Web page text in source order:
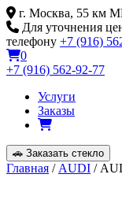
Skip
to
content
г. Москва, 55 км
Для уточнения
телефону +7 (916)
0
+7 (916) 562-92-77
Услуги
Заказы
🚗 Заказать стекло
Главная / AUDI /